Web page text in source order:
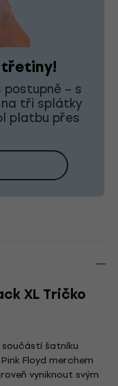
– s
tři splátky
platbu přes
XL Tričko
součástí šatníku
Floyd merchem
vyniknout svým